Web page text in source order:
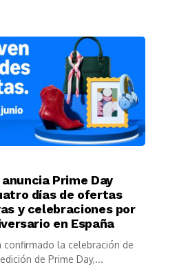
Prime Day
días de ofertas
y celebraciones por
en España
confirmado la celebración de
de Prime Day,...